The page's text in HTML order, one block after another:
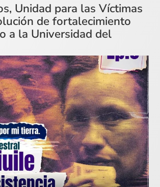
Unidad para las Víctimas
de fortalecimiento
a la Universidad del